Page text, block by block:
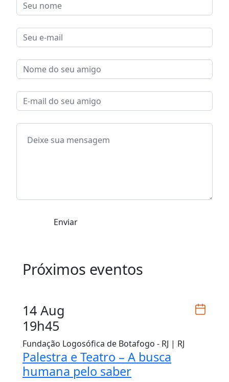
Enviar
Próximos eventos
14 Aug
19h45
Fundação Logosófica de Botafogo - RJ | RJ
Palestra e Teatro – A busca
humana pelo saber